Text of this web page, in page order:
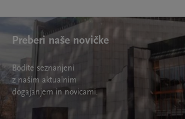
Preberi naše novičke
Bodite seznanjeni
z našim aktualnim
dogajanjem in novicami.